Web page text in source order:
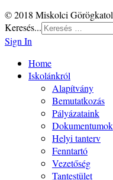
© 2018 Miskolci
Keresés...
Sign In
Home
Iskolánkról
Alapítvány
Bemutatkozás
Pályázataink
Dokumentumok
Helyi tanterv
Fenntartó
Vezetőség
Tantestület